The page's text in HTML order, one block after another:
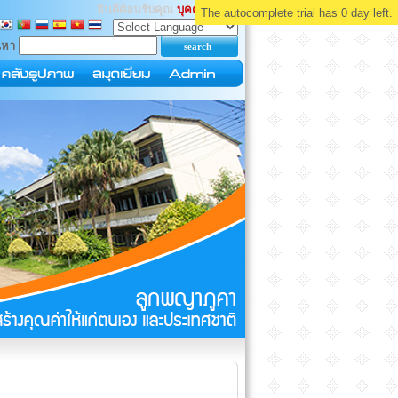
ยินดีต้อนรับคุณ บุคคลทั่วไป
า
The autocomplete trial has 0 day left.